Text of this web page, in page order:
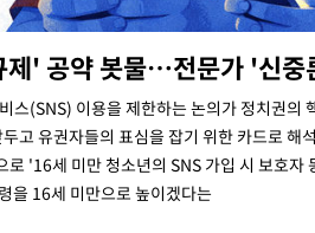
추가 압수수색…내란 중요임무종사 혐의
인트(4.58%) 내린 6296.38 마감
원 내린 1423.8원 마감
리, 스페이스X 로켓 달 충돌 흔적 포착
실패…LAFC는 승부차기 끝 과달라하라 격파
제' 공약 봇물…전문가 '신
스(SNS) 이용을 제한하는 논의가 정치권의
고 유권자들의 표심을 잡기 위한 카드로 해
로 '16세 미만 청소년의 SNS 가입 시 보호자
을 16세 미만으로 높이겠다는